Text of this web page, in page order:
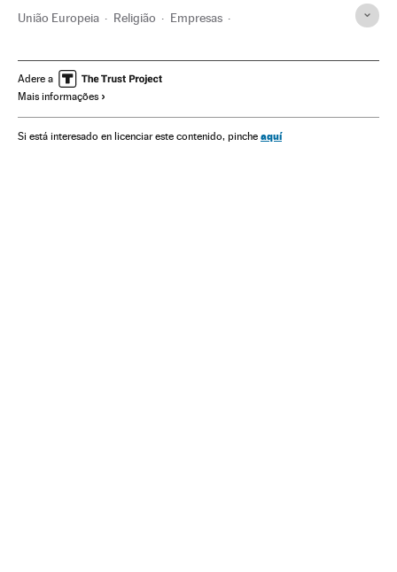
União Europeia Religião Empresas
Economia Relações exteriores
Papa Francisco
Tratado Roma Tratados UE Papa
Adere a
Mais informações
Si está interesado en licenciar este contenido, pinche aquí